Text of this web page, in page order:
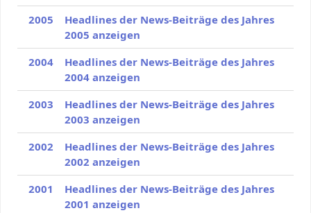
2005
Headlines der News-Beiträge des Jahres
2005 anzeigen
2004
Headlines der News-Beiträge des Jahres
2004 anzeigen
2003
Headlines der News-Beiträge des Jahres
2003 anzeigen
2002
Headlines der News-Beiträge des Jahres
2002 anzeigen
2001
Headlines der News-Beiträge des Jahres
2001 anzeigen